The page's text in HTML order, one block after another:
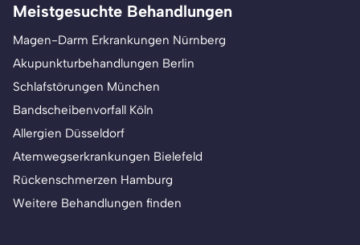
Meistgesuchte Behandlungen
Magen-Darm Erkrankungen Nürnberg
Akupunkturbehandlungen Berlin
Schlafstörungen München
Bandscheibenvorfall Köln
Allergien Düsseldorf
Atemwegserkrankungen Bielefeld
Rückenschmerzen Hamburg
Weitere Behandlungen finden